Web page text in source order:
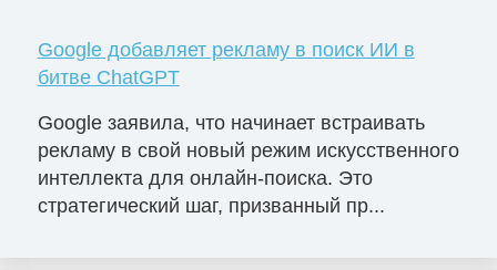
Google добавляет рекламу в поиск ИИ в
битве ChatGPT
Google заявила, что начинает встраивать
рекламу в свой новый режим искусственного
интеллекта для онлайн-поиска. Это
стратегический шаг, призванный пр...